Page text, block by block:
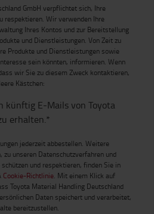
GmbH verpflichtet sich, Ihre
respektieren. Wir verwenden Ihre
Ihres Kontos und zur Bereitstellung
und Dienstleistungen. Von Zeit zu
Produkte und Dienstleistungen sowie
sein könnten, informieren. Wenn
wir Sie zu diesem Zweck kontaktieren,
Kästchen:
künftig E-Mails von Toyota
erhalten.*
jederzeit abbestellen. Weitere
unseren Datenschutzverfahren und
und respektieren, finden Sie in
Cookie-Richtlinie. Mit einem Klick auf
Toyota Material Handling Deutschland
Daten speichert und verarbeitet,
bereitzustellen.